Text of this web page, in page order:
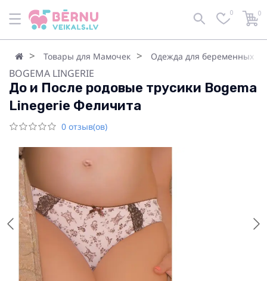
0 0
Товары для Мамочек Одежда для беременных
BOGEMA LINGERIE
До и После родовые трусики Bogema
Linegerie Феличита
0 отзыв(ов)